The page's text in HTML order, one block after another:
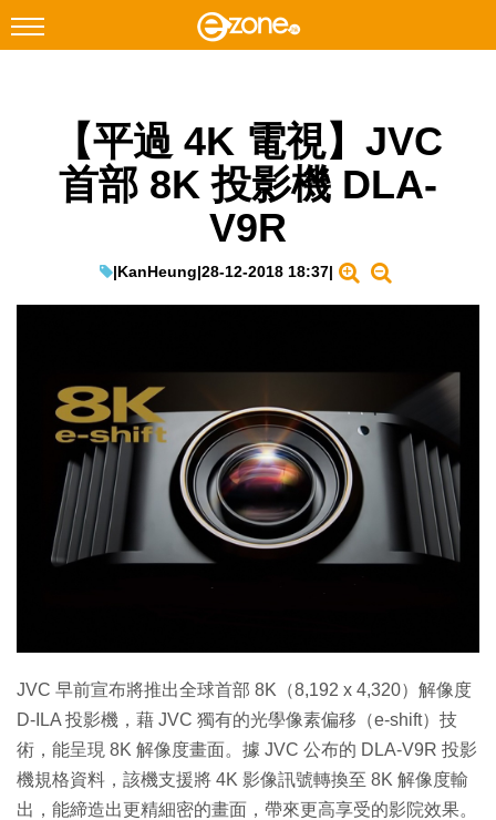
Facebook Instagram
科技焦點
教學評測
IT Times
生成式AI與雲端應用
Enterprise Digital Transformation
【平過 4K 電視】JVC
首部 8K 投影機 DLA-
V9R
|KanHeung|28-12-2018 18:37|
JVC 早前宣布將推出全球首部 8K（8,192 x 4,320）解像度
D-ILA 投影機，藉 JVC 獨有的光學像素偏移（e-shift）技
術，能呈現 8K 解像度畫面。據 JVC 公布的 DLA-V9R 投影
機規格資料，該機支援將 4K 影像訊號轉換至 8K 解像度輸
出，能締造出更精細密的畫面，帶來更高享受的影院效果。